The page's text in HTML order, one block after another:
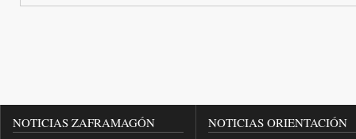
NOTICIAS ZAFRAMAGÓN NOTICIAS ORIENTACIÓN